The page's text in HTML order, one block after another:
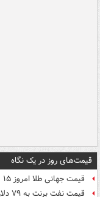
قیمت‌های روز در یک نگاه
قیمت جهانی طلا امروز ۱۵ مرداد
قیمت نفت برنت به ۷۹ دلار رسید